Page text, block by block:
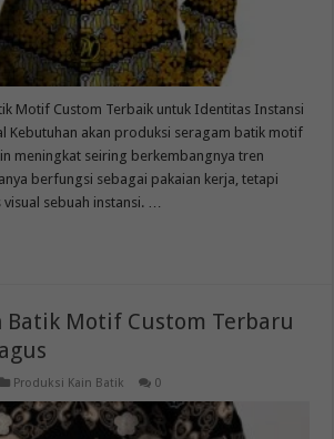
Motif Custom Terbaik untuk Identitas Instansi
Kebutuhan akan produksi seragam batik motif
meningkat seiring berkembangnya tren
berfungsi sebagai pakaian kerja, tetapi
sebuah instansi. …
Batik Motif Custom Terbaru
Produksi Kain Batik 0